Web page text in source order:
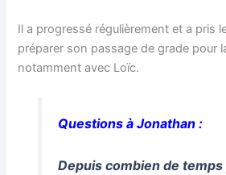
Il a progressé régulièrement et a pris
préparer son passage de grade pour
notamment avec Loïc.
Questions à Jonathan :
Depuis combien de